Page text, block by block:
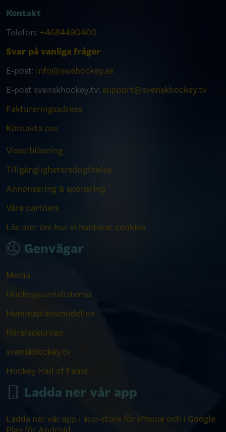
Kontakt
Telefon: +4684490400
Svar på vanliga frågor
E-post: info@swehockey.se
E-post svenskhockey.tv: support@svenskhockey.tv
Faktureringsadress
Kontakta oss
Visselblåsning
Tillgänglighetsredogörelse
Annonsering & sponsring
Våra partners
Läs mer om hur vi hanterar cookies
Genvägar
Media
Hockeyjournalisterna
Hemmaplansmodellen
Rörelsekurvan
svenskhockey.tv
Hockey Hall of Fame
Ladda ner vår app
Ladda ner vår app i app-store för iPhone och i Google